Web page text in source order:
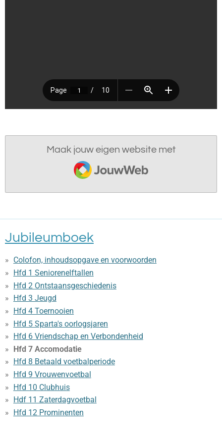
Maak jouw eigen website met
JouwWeb
Jubileumboek
Colofon, inhoudsopgave en voorwoorden
Hfd 1 Seniorenelftallen
Hfd 2 Ontstaansgeschiedenis
Hfd 3 Jeugd
Hfd 4 Toernooien
Hfd 5 Sparta's oorlogsjaren
Hfd 6 Vriendschap en Verbondenheid
Hfd 7 Accomodatie
Hfd 8 Betaald voetbalperiode
Hfd 9 Vrouwenvoetbal
Hfd 10 Clubhuis
Hdf 11 Zaterdagvoetbal
Hfd 12 Prominenten